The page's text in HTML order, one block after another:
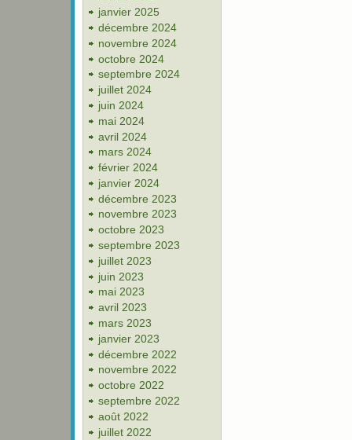
janvier 2025
décembre 2024
novembre 2024
octobre 2024
septembre 2024
juillet 2024
juin 2024
mai 2024
avril 2024
mars 2024
février 2024
janvier 2024
décembre 2023
novembre 2023
octobre 2023
septembre 2023
juillet 2023
juin 2023
mai 2023
avril 2023
mars 2023
janvier 2023
décembre 2022
novembre 2022
octobre 2022
septembre 2022
août 2022
juillet 2022